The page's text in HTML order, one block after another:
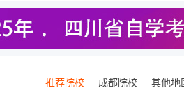
推荐院校 成都院校 其他地